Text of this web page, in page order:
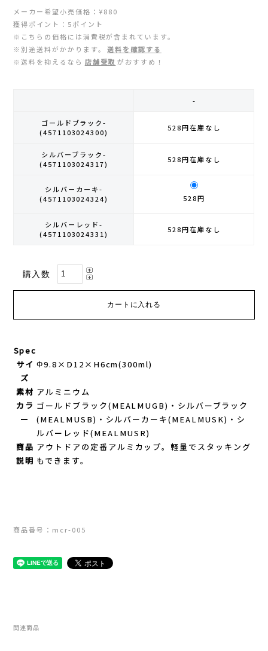
SAMURAI GEL(サムライジェル)
Shonai Special(ショウナイスペシャル)
オレは摂取す
ナガノトマト
梅丹
FEELCAP(フィールキャップ)
goodr(グダー)
handson grip (ハンズオングリップ)
HOKA(ホカ)
Hydrapak(ハイドラパック)
injinji(インジンジ)
Joe Nimble(ジョー ニンブル)
Lithe Apparel（ライテ アパレル）
LUNA SANDALS(ルナサンダル)
MARSQUEST(マーズクエスト)
MOUNTAIN HARD WEAR(マウンテンハー
MYSTERY RANCH (ミステリーランチ)
メーカー希望小売価格：¥880
獲得ポイント：5ポイント
※こちらの価格には消費税が含まれています。
※別途送料がかかります。
送料を確認する
※送料を抑えるなら 店舗受取 がおすすめ！
-
ゴールドブラック-
(4571103024300)
528円在庫なし
シルバーブラック-
(4571103024317)
528円在庫なし
シルバーカーキ-
(4571103024324)
528円
シルバーレッド-
(4571103024331)
528円在庫なし
購入数
Spec
サイ
ズ
Φ9.8×D12×H6cm(300ml)
素材 アルミニウム
カラ
ー
ゴールドブラック(MEALMUGB)・シルバーブラック
(MEALMUSB)・シルバーカーキ(MEALMUSK)・シ
ルバーレッド(MEALMUSR)
商品
説明
アウトドアの定番アルミカップ。軽量でスタッキング
もできます。
商品番号：mcr-005
関連商品